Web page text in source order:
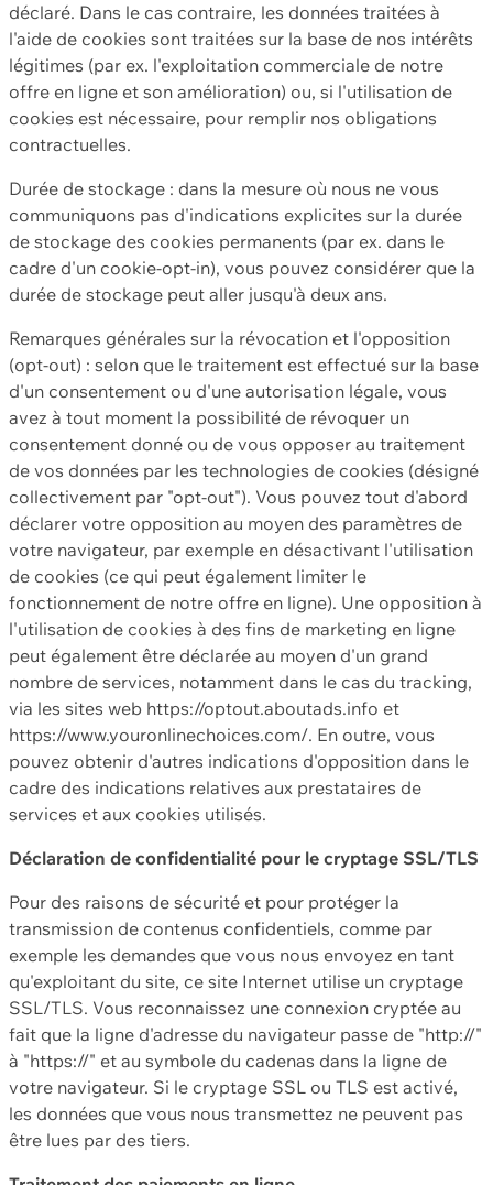
déclaré. Dans le cas contraire, les données traitées à
l'aide de cookies sont traitées sur la base de nos intérêts
légitimes (par ex. l'exploitation commerciale de notre
offre en ligne et son amélioration) ou, si l'utilisation de
cookies est nécessaire, pour remplir nos obligations
contractuelles.
Durée de stockage : dans la mesure où nous ne vous
communiquons pas d'indications explicites sur la durée
de stockage des cookies permanents (par ex. dans le
cadre d'un cookie-opt-in), vous pouvez considérer que la
durée de stockage peut aller jusqu'à deux ans.
Remarques générales sur la révocation et l'opposition
(opt-out) : selon que le traitement est effectué sur la base
d'un consentement ou d'une autorisation légale, vous
avez à tout moment la possibilité de révoquer un
consentement donné ou de vous opposer au traitement
de vos données par les technologies de cookies (désigné
collectivement par "opt-out"). Vous pouvez tout d'abord
déclarer votre opposition au moyen des paramètres de
votre navigateur, par exemple en désactivant l'utilisation
de cookies (ce qui peut également limiter le
fonctionnement de notre offre en ligne). Une opposition à
l'utilisation de cookies à des fins de marketing en ligne
peut également être déclarée au moyen d'un grand
nombre de services, notamment dans le cas du tracking,
via les sites web https://optout.aboutads.info et
https://www.youronlinechoices.com/. En outre, vous
pouvez obtenir d'autres indications d'opposition dans le
cadre des indications relatives aux prestataires de
services et aux cookies utilisés.
Déclaration de confidentialité pour le cryptage SSL/TLS
Pour des raisons de sécurité et pour protéger la
transmission de contenus confidentiels, comme par
exemple les demandes que vous nous envoyez en tant
qu'exploitant du site, ce site Internet utilise un cryptage
SSL/TLS. Vous reconnaissez une connexion cryptée au
fait que la ligne d'adresse du navigateur passe de "http://"
à "https://" et au symbole du cadenas dans la ligne de
votre navigateur. Si le cryptage SSL ou TLS est activé,
les données que vous nous transmettez ne peuvent pas
être lues par des tiers.